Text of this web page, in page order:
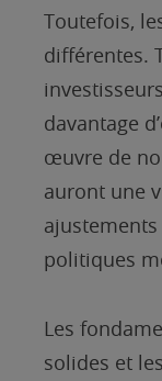
Toutefois,
différentes.
davantage
œuvre de
auront une
politiques
Les
solides et